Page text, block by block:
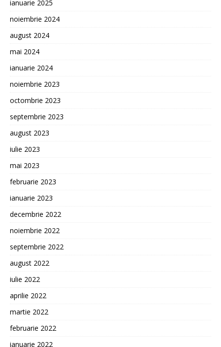
ianuarie 2025
noiembrie 2024
august 2024
mai 2024
ianuarie 2024
noiembrie 2023
octombrie 2023
septembrie 2023
august 2023
iulie 2023
mai 2023
februarie 2023
ianuarie 2023
decembrie 2022
noiembrie 2022
septembrie 2022
august 2022
iulie 2022
aprilie 2022
martie 2022
februarie 2022
ianuarie 2022